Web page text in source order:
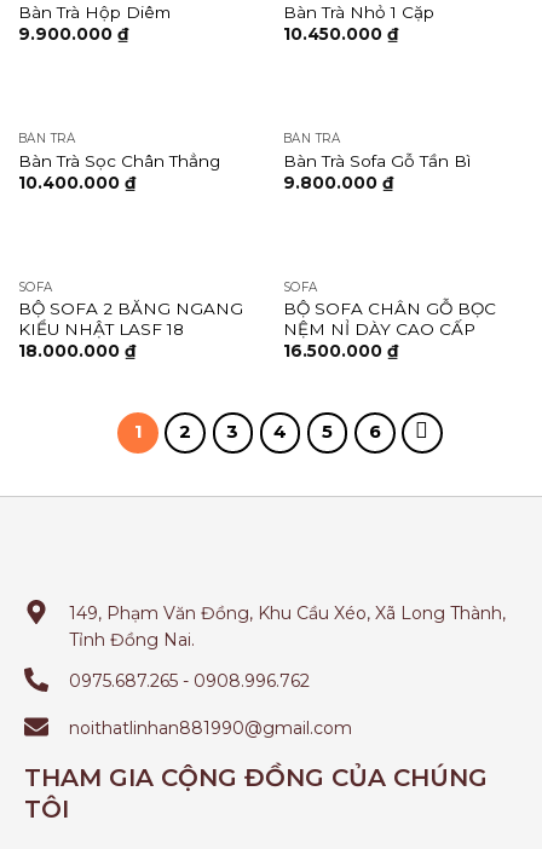
Bàn Trà Hộp Diêm
9.900.000 ₫
Bàn Trà Nhỏ 1 Cặp
10.450.000 ₫
BÀN TRÀ
Bàn Trà Sọc Chân Thẳng
10.400.000 ₫
BÀN TRÀ
Bàn Trà Sofa Gỗ Tần Bì
9.800.000 ₫
SOFA
BỘ SOFA 2 BĂNG NGANG
KIỂU NHẬT LASF 18
18.000.000 ₫
SOFA
BỘ SOFA CHÂN GỖ BỌC
NỆM NỈ DÀY CAO CẤP
16.500.000 ₫
1 2 3 4 5 6
149, Phạm Văn Đồng, Khu Cầu Xéo, Xã Long Thành,
Tỉnh Đồng Nai.
0975.687.265 - 0908.996.762
noithatlinhan881990@gmail.com
THAM GIA CỘNG ĐỒNG CỦA CHÚNG
TÔI